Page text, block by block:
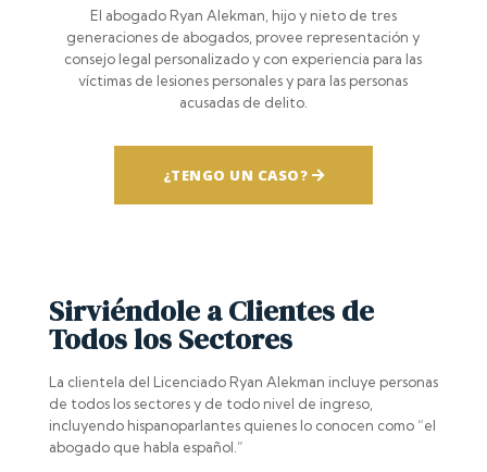
El abogado Ryan Alekman, hijo y nieto de tres
generaciones de abogados, provee representación y
consejo legal personalizado y con experiencia para las
víctimas de lesiones personales y para las personas
acusadas de delito.
¿TENGO UN CASO?
Sirviéndole a Clientes de
Todos los Sectores
La clientela del Licenciado Ryan Alekman incluye personas
de todos los sectores y de todo nivel de ingreso,
incluyendo hispanoparlantes quienes lo conocen como “el
abogado que habla español.”